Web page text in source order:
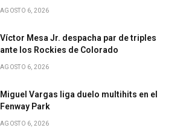
AGOSTO 6, 2026
Víctor Mesa Jr. despacha par de triples
ante los Rockies de Colorado
AGOSTO 6, 2026
Miguel Vargas liga duelo multihits en el
Fenway Park
AGOSTO 6, 2026